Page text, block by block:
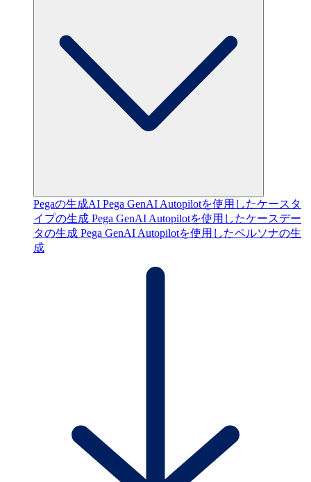
Pegaの生成AI Pega GenAI Autopilotを使用したケースタ
イプの生成 Pega GenAI Autopilotを使用したケースデー
タの生成 Pega GenAI Autopilotを使用したペルソナの生
成